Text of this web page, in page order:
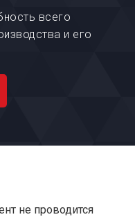
всего
и его
не проводится